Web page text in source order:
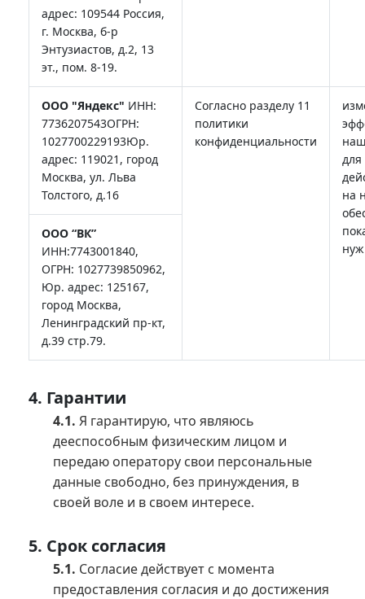
адрес: ​​109544 Россия,
г. Москва, б-р
Энтузиастов, д.2, 13
эт., пом. 8-19.
ООО "Яндекс" ИНН:
7736207543ОГРН:
1027700229193Юр.
адрес: 119021, город
Москва, ул. Льва
Толстого, д.16
Согласно разделу 11
политики
конфиденциальности
на
ООО “ВК”
ИНН:7743001840,
ОГРН: 1027739850962,
Юр. адрес: 125167,
город Москва,
Ленинградский пр-кт,
д.39 стр.79.
4. Гарантии
4.1. Я гарантирую, что являюсь
дееспособным физическим лицом и
передаю оператору свои персональные
данные свободно, без принуждения, в
своей воле и в своем интересе.
5. Срок согласия
5.1. Согласие действует с момента
предоставления согласия и до достижения